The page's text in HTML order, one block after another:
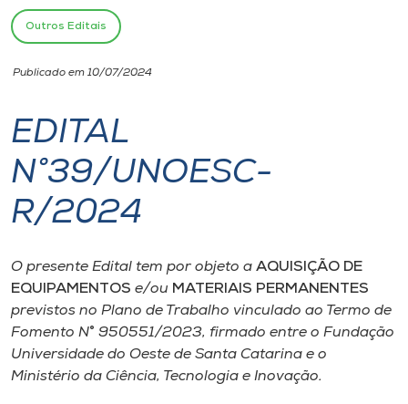
Unoesc
Internacionalização
I.nova
Cultura
CPA
Outros Editais
Publicado em 10/07/2024
EDITAL
N°39/UNOESC-
R/2024
O presente Edital tem por objeto a AQUISIÇÃO DE
EQUIPAMENTOS e/ou MATERIAIS PERMANENTES
previstos no Plano de Trabalho vinculado ao Termo de
Fomento N° 950551/2023, firmado entre o Fundação
Universidade do Oeste de Santa Catarina e o
Ministério da Ciência, Tecnologia e Inovação.